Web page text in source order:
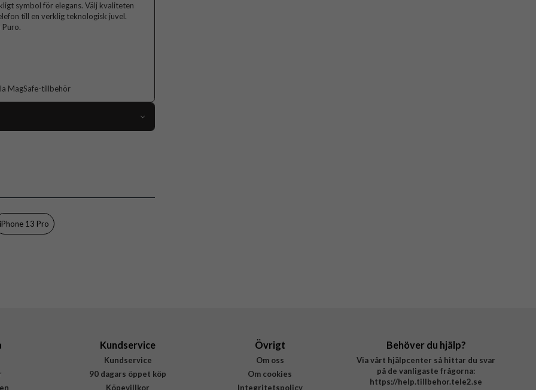
symbol för elegans. Välj kvaliteten
till en verklig teknologisk juvel.
MagSafe-tillbehör
MagSafe-kompatibel
iPhone 13 Pro
Kundservice
Kundservice
90 dagars öppet köp
Köpevillkor
Övrigt
Om oss
Om cookies
Integritetspolicy
Behöver du hjälp?
Via vårt hjälpcenter så hittar du svar
på de vanligaste frågorna:
https://help.tillbehor.tele2.se